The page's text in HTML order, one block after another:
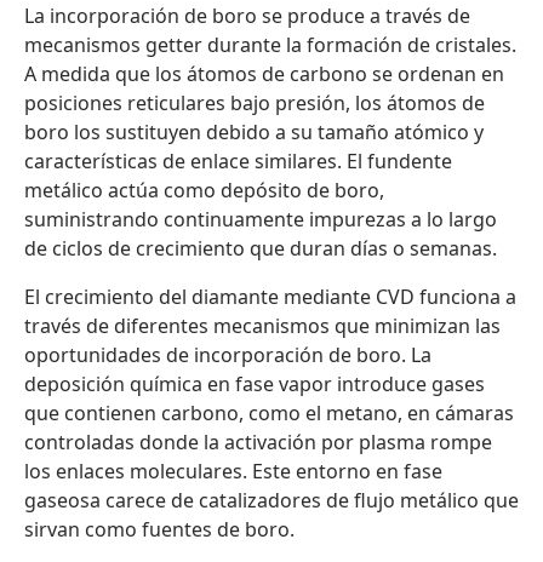
La incorporación de boro se produce a través de
mecanismos getter durante la formación de cristales.
A medida que los átomos de carbono se ordenan en
posiciones reticulares bajo presión, los átomos de
boro los sustituyen debido a su tamaño atómico y
características de enlace similares. El fundente
metálico actúa como depósito de boro,
suministrando continuamente impurezas a lo largo
de ciclos de crecimiento que duran días o semanas.
El crecimiento del diamante mediante CVD funciona a
través de diferentes mecanismos que minimizan las
oportunidades de incorporación de boro. La
deposición química en fase vapor introduce gases
que contienen carbono, como el metano, en cámaras
controladas donde la activación por plasma rompe
los enlaces moleculares. Este entorno en fase
gaseosa carece de catalizadores de flujo metálico que
sirvan como fuentes de boro.